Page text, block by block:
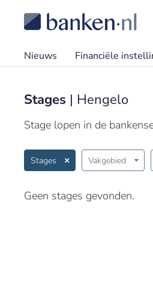
Nieuws Financiële
Stages | Hengelo
Stage lopen in de
Stages Vakgebied
Geen stages gevonden.